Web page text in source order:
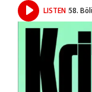
LISTEN 58.